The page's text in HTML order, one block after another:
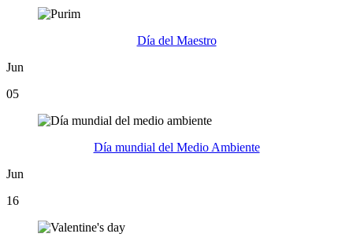
Día del Maestro
Jun
05
Día mundial del Medio Ambiente
Jun
16